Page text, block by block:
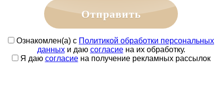
Отправить
Ознакомлен(а) с Политикой обработки персональных
данныхи даю согласиена их обработку.
Я даю согласиена получение рекламных рассылок